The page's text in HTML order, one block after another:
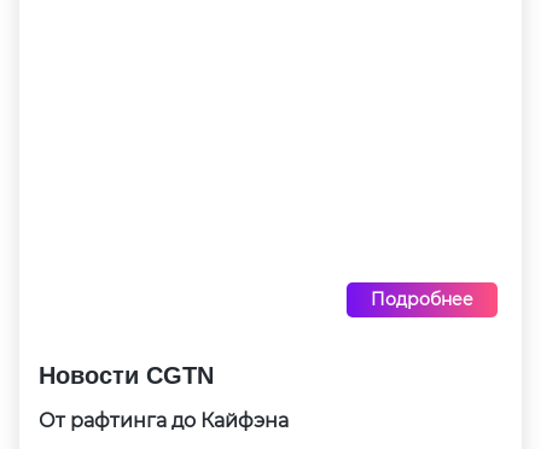
Подробнее
Новости CGTN
От рафтинга до Кайфэна